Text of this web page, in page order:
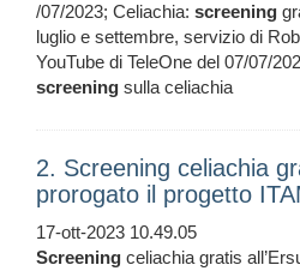
/07/2023; Celiachia: screening
luglio e settembre, servizio di
YouTube di TeleOne del 07/07/
screening sulla celiachia
2. Screening celiachia
prorogato il progetto
17-ott-2023 10.49.05
Screening celiachia gratis